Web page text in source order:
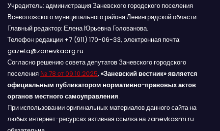
Учредитель: администрация Заневского городского поселения
Всеволожского муниципального района Ленинградской области.
Главный редактор: Елена Юрьевна Голованова.
Телефон редакции +7 (911) 170-06-33, электронная почта:
gazeta@zanevkaorg.ru
Согласно решению совета депутатов Заневского городского
поселения № 78 от 09.10.2025, «Заневский вестник» является
официальным публикатором нормативно-правовых актов
органов местного самоуправления.
При использовании оригинальных материалов данного сайта на
любых интернет-ресурсах активная ссылка на zanevkasmi.ru